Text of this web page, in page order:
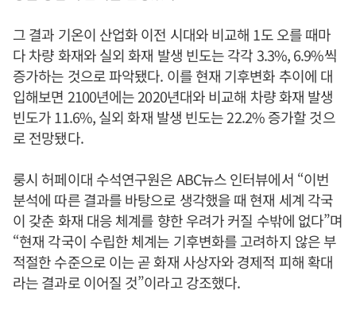
그 결과 기온이 산업화 이전 시대와 비교해 1도 오를 때마
다 차량 화재와 실외 화재 발생 빈도는 각각 3.3%, 6.9%씩
증가하는 것으로 파악됐다. 이를 현재 기후변화 추이에 대
입해보면 2100년에는 2020년대와 비교해 차량 화재 발생
빈도가 11.6%, 실외 화재 발생 빈도는 22.2% 증가할 것으
로 전망됐다.
룽시 허페이대 수석연구원은 ABC뉴스 인터뷰에서 “이번
분석에 따른 결과를 바탕으로 생각했을 때 현재 세계 각국
이 갖춘 화재 대응 체계를 향한 우려가 커질 수밖에 없다”며
“현재 각국이 수립한 체계는 기후변화를 고려하지 않은 부
적절한 수준으로 이는 곧 화재 사상자와 경제적 피해 확대
라는 결과로 이어질 것”이라고 강조했다.